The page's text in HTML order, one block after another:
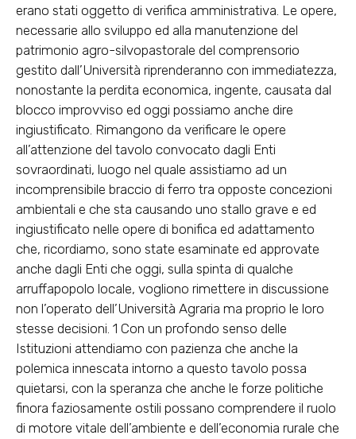
erano stati oggetto di verifica amministrativa. Le opere,
necessarie allo sviluppo ed alla manutenzione del
patrimonio agro-silvopastorale del comprensorio
gestito dall’Università riprenderanno con immediatezza,
nonostante la perdita economica, ingente, causata dal
blocco improvviso ed oggi possiamo anche dire
ingiustificato. Rimangono da verificare le opere
all’attenzione del tavolo convocato dagli Enti
sovraordinati, luogo nel quale assistiamo ad un
incomprensibile braccio di ferro tra opposte concezioni
ambientali e che sta causando uno stallo grave e ed
ingiustificato nelle opere di bonifica ed adattamento
che, ricordiamo, sono state esaminate ed approvate
anche dagli Enti che oggi, sulla spinta di qualche
arruffapopolo locale, vogliono rimettere in discussione
non l’operato dell’Università Agraria ma proprio le loro
stesse decisioni. 1 Con un profondo senso delle
Istituzioni attendiamo con pazienza che anche la
polemica innescata intorno a questo tavolo possa
quietarsi, con la speranza che anche le forze politiche
finora faziosamente ostili possano comprendere il ruolo
di motore vitale dell’ambiente e dell’economia rurale che